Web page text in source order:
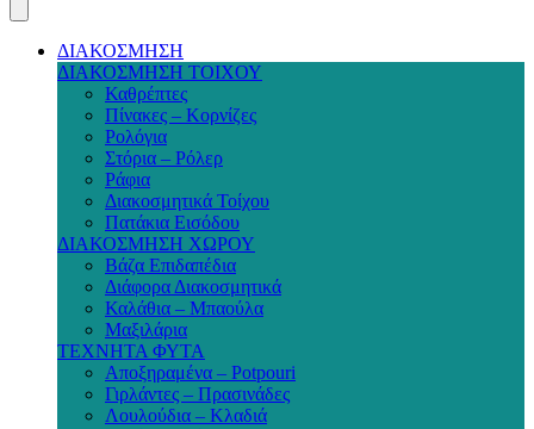
ΔΙΑΚΟΣΜΗΣΗ
ΔΙΑΚΟΣΜΗΣΗ ΤΟΙΧΟΥ
Καθρέπτες
Πίνακες – Κορνίζες
Ρολόγια
Στόρια – Ρόλερ
Ράφια
Διακοσμητικά Τοίχου
Πατάκια Εισόδου
ΔΙΑΚΟΣΜΗΣΗ ΧΩΡΟΥ
Βάζα Επιδαπέδια
Διάφορα Διακοσμητικά
Καλάθια – Μπαούλα
Μαξιλάρια
ΤΕΧΝΗΤΑ ΦΥΤΑ
Αποξηραμένα – Potpouri
Γιρλάντες – Πρασινάδες
Λουλούδια – Κλαδιά